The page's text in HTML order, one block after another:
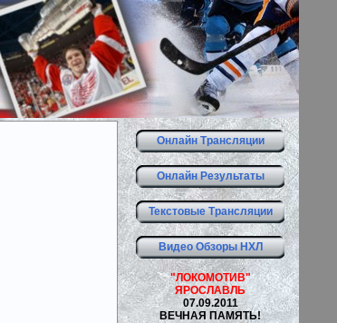
Онлайн Трансляции
Онлайн Результаты
Текстовые Трансляции
Видео Обзоры НХЛ
"ЛОКОМОТИВ"
ЯРОСЛАВЛЬ
07.09.2011
ВЕЧНАЯ ПАМЯТЬ!